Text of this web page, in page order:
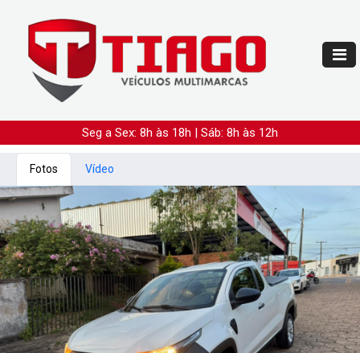
Seg a Sex: 8h às 18h | Sáb: 8h às 12h
Fotos Vídeo